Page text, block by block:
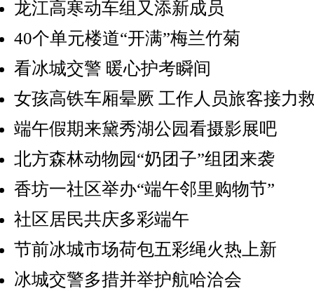
龙江高寒动车组又添新成员
40个单元楼道“开满”梅兰竹菊
看冰城交警 暖心护考瞬间
女孩高铁车厢晕厥 工作人员旅客接力
端午假期来黛秀湖公园看摄影展吧
北方森林动物园“奶团子”组团来袭
香坊一社区举办“端午邻里购物节”
社区居民共庆多彩端午
节前冰城市场荷包五彩绳火热上新
冰城交警多措并举护航哈洽会